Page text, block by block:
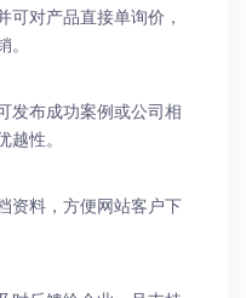
可对产品直接单询价，
发布成功案例或公司相
性。
资料，方便网站客户下